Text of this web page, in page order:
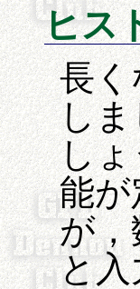
ヒス
長く
しま
し
能が
が，
と入